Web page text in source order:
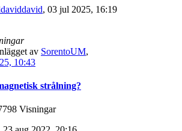
, 03 jul 2025, 16:19
av SorentoUM,
10:43
strålning?
Visningar